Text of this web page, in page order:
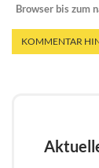
Browser bis zum